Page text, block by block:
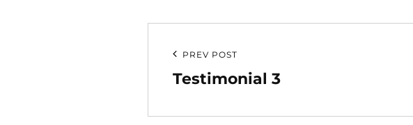
PREV POST
Testimonial 3